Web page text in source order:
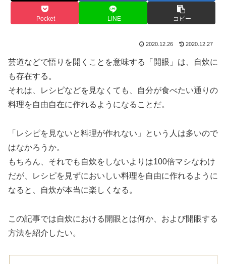
Pocket LINE コピー
2020.12.26 2020.12.27
芸道などで悟りを開くことを意味する「開眼」は、自炊に
も存在する。
それは、レシピなどを見なくても、自分が食べたい通りの
料理を自由自在に作れるようになることだ。
「レシピを見ないと料理が作れない」という人は多いので
はなかろうか。
もちろん、それでも自炊をしないよりは100倍マシなわけ
だが、レシピを見ずにおいしい料理を自由に作れるように
なると、自炊が本当に楽しくなる。
この記事では自炊における開眼とは何か、および開眼する
方法を紹介したい。